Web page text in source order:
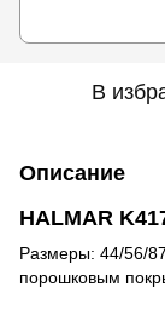
В
Описание
HALMAR
Размеры: 44/56/
порошковым